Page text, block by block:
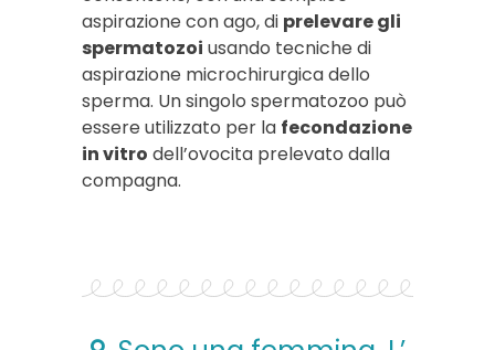
aspirazione con ago, di prelevare gli
spermatozoi usando tecniche di
aspirazione microchirurgica dello
sperma. Un singolo spermatozoo può
essere utilizzato per la fecondazione
in vitro dell’ovocita prelevato dalla
compagna.